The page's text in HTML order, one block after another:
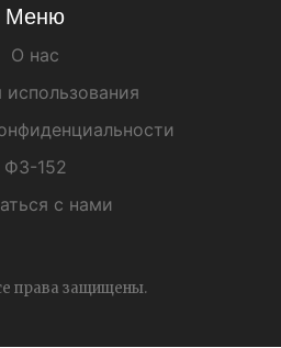
Меню
О нас
использования
ФЗ-152
с нами
права защищены.